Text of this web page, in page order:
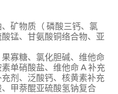
矿物质（ 磷酸三钙、氯
锰、甘氨酸铜络合物、亚
寡糖、氯化胆碱、维他命
素单硝酸盐、维他命 A 补充
剂、泛酸钙、核黄素补充
甲萘醌亚硫酸氢钠复合